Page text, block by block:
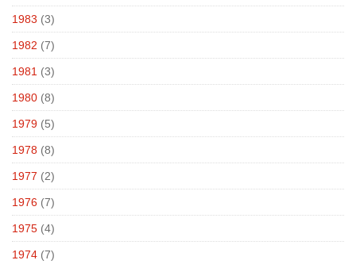
1983 (3)
1982 (7)
1981 (3)
1980 (8)
1979 (5)
1978 (8)
1977 (2)
1976 (7)
1975 (4)
1974 (7)